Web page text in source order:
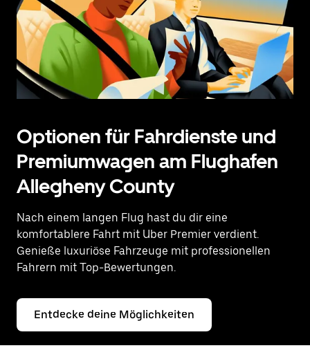
Optionen für Fahrdienste und
Premiumwagen am Flughafen
Allegheny County
Nach einem langen Flug hast du dir eine
komfortablere Fahrt mit Uber Premier verdient.
Genieße luxuriöse Fahrzeuge mit professionellen
Fahrern mit Top-Bewertungen.
Entdecke deine Möglichkeiten